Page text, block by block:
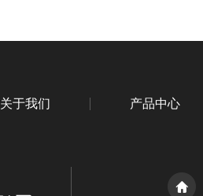
关于我们 产品中心